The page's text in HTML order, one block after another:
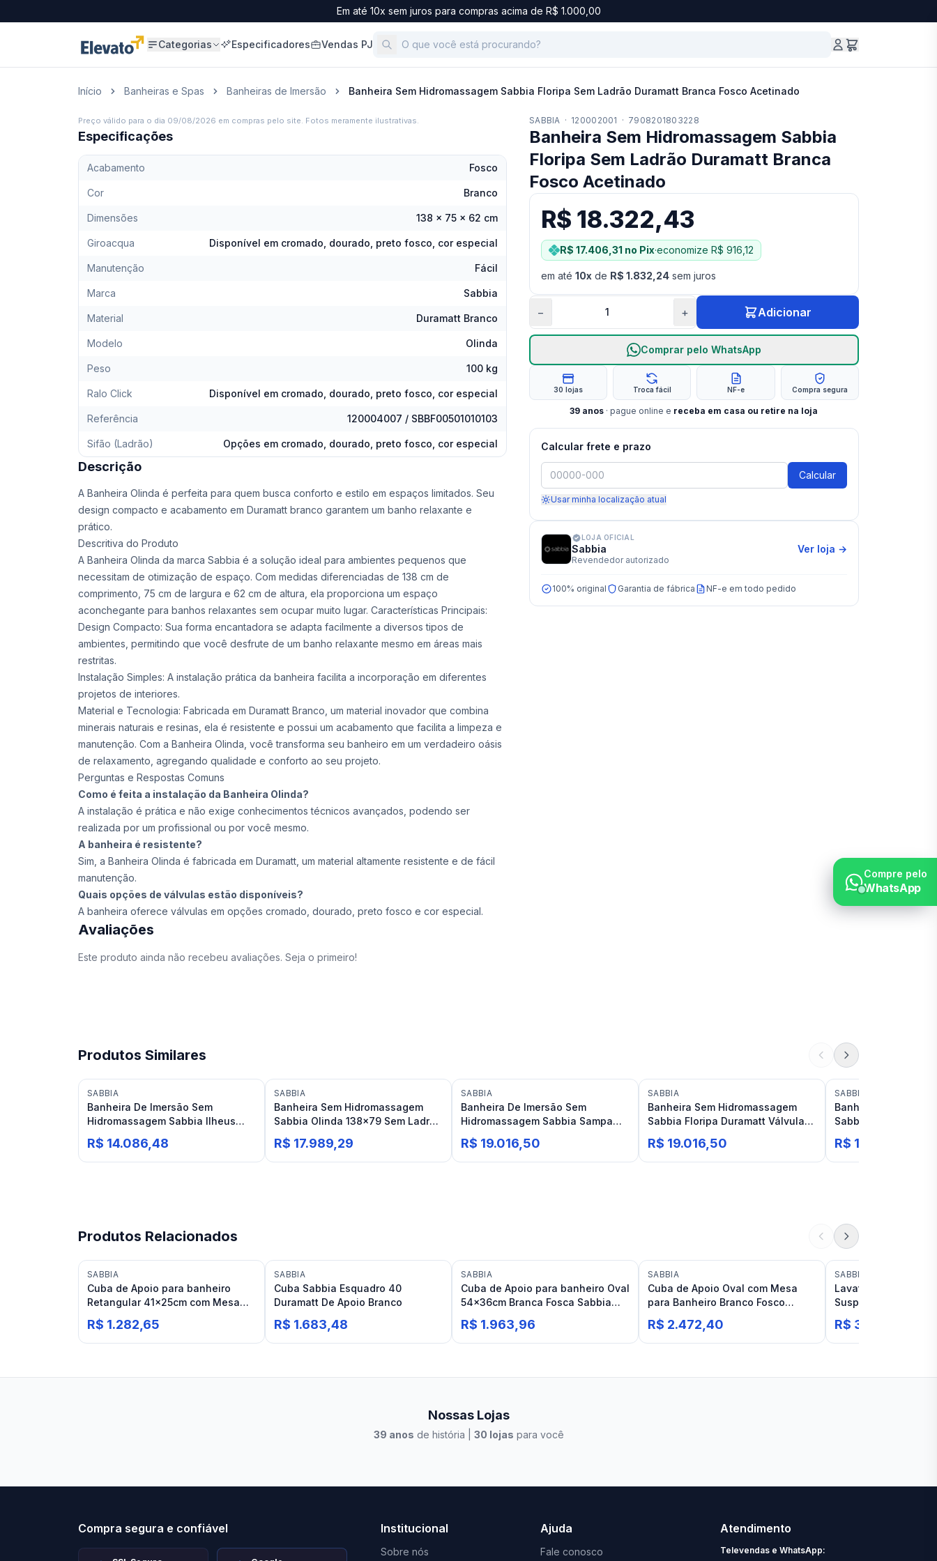
Em até 10x sem juros para compras acima de R$ 1.000,00
Categorias Especificadores Vendas PJ
Início Banheiras e Spas Banheiras de Imersão Banheira Sem Hidromassagem Sabbia Floripa Sem Ladrão Duramatt Branca Fosco Acetinado
Preço válido para o dia 09/08/2026 em compras pelo site. Fotos meramente ilustrativas.
Especificações
Acabamento Fosco
Cor Branco
Dimensões 138 x 75 x 62 cm
Giroacqua Disponível em cromado, dourado, preto fosco, cor especial
Manutenção Fácil
Marca Sabbia
Material Duramatt Branco
Modelo Olinda
Peso 100 kg
Ralo Click Disponível em cromado, dourado, preto fosco, cor especial
Referência 120004007 / SBBF00501010103
Sifão (Ladrão) Opções em cromado, dourado, preto fosco, cor especial
Descrição
A Banheira Olinda é perfeita para quem busca conforto e estilo em espaços limitados. Seu
design compacto e acabamento em Duramatt branco garantem um banho relaxante e
prático.
Descritiva do Produto
A Banheira Olinda da marca Sabbia é a solução ideal para ambientes pequenos que
necessitam de otimização de espaço. Com medidas diferenciadas de 138 cm de
comprimento, 75 cm de largura e 62 cm de altura, ela proporciona um espaço
aconchegante para banhos relaxantes sem ocupar muito lugar. Características Principais:
Design Compacto: Sua forma encantadora se adapta facilmente a diversos tipos de
ambientes, permitindo que você desfrute de um banho relaxante mesmo em áreas mais
restritas.
Instalação Simples: A instalação prática da banheira facilita a incorporação em diferentes
projetos de interiores.
Material e Tecnologia: Fabricada em Duramatt Branco, um material inovador que combina
minerais naturais e resinas, ela é resistente e possui um acabamento que facilita a limpeza e
manutenção. Com a Banheira Olinda, você transforma seu banheiro em um verdadeiro oásis
de relaxamento, agregando qualidade e conforto ao seu projeto.
Perguntas e Respostas Comuns
Como é feita a instalação da Banheira Olinda?
A instalação é prática e não exige conhecimentos técnicos avançados, podendo ser
realizada por um profissional ou por você mesmo.
A banheira é resistente?
Sim, a Banheira Olinda é fabricada em Duramatt, um material altamente resistente e de fácil
manutenção.
Quais opções de válvulas estão disponíveis?
A banheira oferece válvulas em opções cromado, dourado, preto fosco e cor especial.
Avaliações
Este produto ainda não recebeu avaliações. Seja o primeiro!
SABBIA · 120002001 · 7908201803228
Banheira Sem Hidromassagem Sabbia
Floripa Sem Ladrão Duramatt Branca
Fosco Acetinado
R$ 18.322,43
R$ 17.406,31 no Pix·economize R$ 916,12
em até 10x de R$ 1.832,24sem juros
− + Adicionar
Comprar pelo WhatsApp
30 lojas Troca fácil NF-e Compra segura
39 anos · pague online e receba em casa ou retire na loja
Calcular frete e prazo
Calcular
Usar minha localização atual
LOJA OFICIAL
Sabbia
Revendedor autorizado
Ver loja →
100% original Garantia de fábrica NF-e em todo pedido
Produtos Similares
SABBIA
Banheira De Imersão Sem
Hidromassagem Sabbia Ilheus
125x71 Duramatt Fosco Branco
Acetinado
R$ 14.086,48
SABBIA
Banheira Sem Hidromassagem
Sabbia Olinda 138x79 Sem Ladrão
Branca Acetinado
R$ 17.989,29
SABBIA
Banheira De Imersão Sem
Hidromassagem Sabbia Sampa
150x78 Com Válvula Click Branco
Acetinado
R$ 19.016,50
SABBIA
Banheira Sem Hidromassagem
Sabbia Floripa Duramatt Válvula
Branco Fosco Acetinado
R$ 19.016,50
SABBIA
Banheira Sem
Sabbia Bahia
Fosco Acetinado
R$ 19.582,83
Produtos Relacionados
SABBIA
Cuba de Apoio para banheiro
Retangular 41x25cm com Mesa
Branca Acetinado Sabbia
Esquadro Duramatt
R$ 1.282,65
SABBIA
Cuba Sabbia Esquadro 40
Duramatt De Apoio Branco
R$ 1.683,48
SABBIA
Cuba de Apoio para banheiro Oval
54x36cm Branca Fosca Sabbia
Paraty Duramatt
R$ 1.963,96
SABBIA
Cuba de Apoio Oval com Mesa
para Banheiro Branco Fosco
Acetinado Sabbia Galena
Duramatt
R$ 2.472,40
SABBIA
Lavatório Sabbia
Suspenso Branco
R$ 3.578,23
Nossas Lojas
39 anos de história | 30 lojas para você
Elevato Xangri-Lá
Compra segura e confiável
Institucional
Sobre nós
Ajuda
Fale conosco
Atendimento
Televendas e WhatsApp:
Compre pelo
WhatsApp